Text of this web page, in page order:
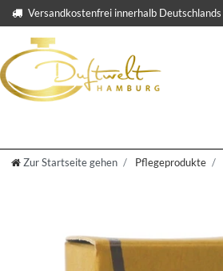
Versandkostenfrei innerhalb Deutschlands
Zur Startseite gehen Pflegeprodukte